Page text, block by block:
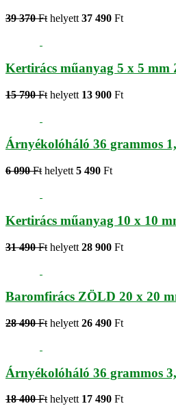
39 370 Ft helyett 37 490 Ft
Kertirács műanyag 5 x 5 mm
15 790 Ft helyett 13 900 Ft
Árnyékolóháló 36 grammos
6 090 Ft helyett 5 490 Ft
Kertirács műanyag 10 x 10
31 490 Ft helyett 28 900 Ft
Baromfirács ZÖLD 20 x 20
28 490 Ft helyett 26 490 Ft
Árnyékolóháló 36 grammos
18 400 Fthelyett 17 490 Ft